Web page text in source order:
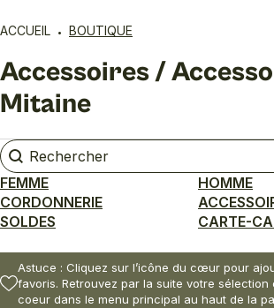
ACCUEIL BOUTIQUE
Accessoires /
Mitaine
Rechercher
Rechercher
FEMME
HOMME
CORDONNERIE
SOLDES
CARTE-
Astuce : Cliquez sur l’icône du cœur pour
favoris. Retrouvez par la suite votre sélection
coeur dans le menu principal au haut de la